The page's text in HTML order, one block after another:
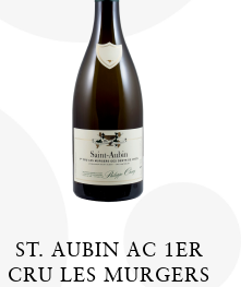
ST. AUBIN AC 1ER
CRU LES MURGERS